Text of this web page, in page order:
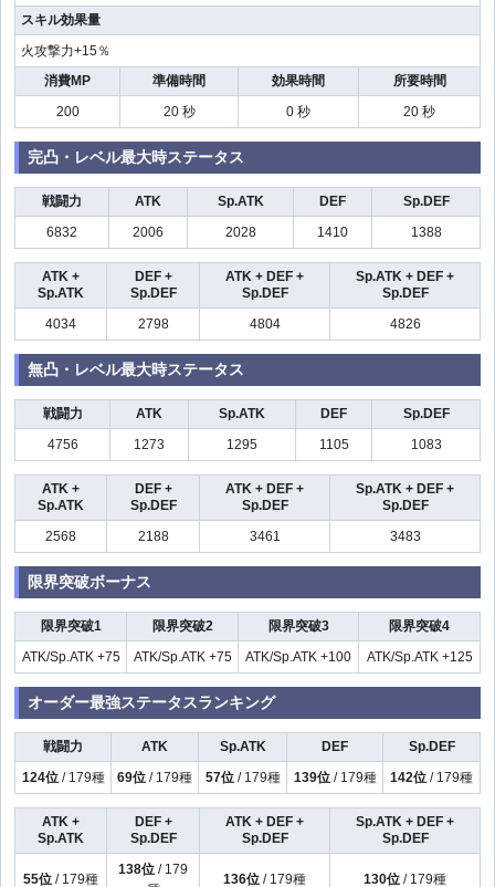
スキル効果量
火攻撃力+15％
消費MP
準備時間 効果時間
所要時間
200
20 秒 0 秒 20 秒
完凸・レベル最大時ステータス
戦闘力 ATK Sp.ATK DEF
Sp.DEF
6832
2006 2028 1410 1388
ATK +
Sp.ATK
DEF +
Sp.DEF
ATK + DEF +
Sp.DEF
Sp.ATK + DEF +
Sp.DEF
4034
2798 4804 4826
無凸・レベル最大時ステータス
戦闘力 ATK Sp.ATK DEF
Sp.DEF
4756
1273 1295 1105 1083
ATK +
Sp.ATK
DEF +
Sp.DEF
ATK + DEF +
Sp.DEF
Sp.ATK + DEF +
Sp.DEF
2568
2188 3461 3483
限界突破ボーナス
限界突破1 限界突破2 限界突破3
限界突破4
ATK/Sp.ATK +75
ATK/Sp.ATK +75 ATK/Sp.ATK +100 ATK/Sp.ATK +125
オーダー最強ステータスランキング
戦闘力 ATK Sp.ATK DEF
Sp.DEF
124位/ 179種 69位 / 179種 57位/ 179種 139位/ 179種 142位 / 179種
ATK +
Sp.ATK
DEF +
Sp.DEF
ATK + DEF +
Sp.DEF
Sp.ATK + DEF +
Sp.DEF
55位 / 179種
138位 / 179
136位 / 179種 130位 / 179種